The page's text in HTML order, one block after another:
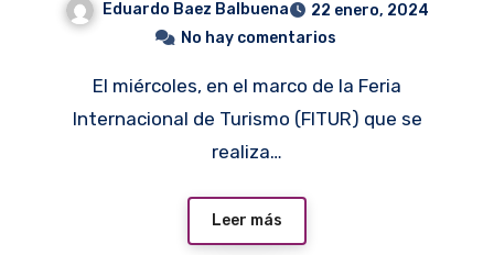
Eduardo Baez Balbuena
22 enero, 2024
No hay comentarios
El miércoles, en el marco de la Feria
Internacional de Turismo (FITUR) que se
realiza…
Leer más